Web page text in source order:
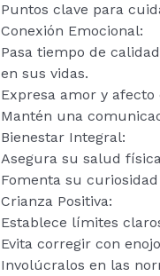
Puntos clave para
Conexión Emocional:
Pasa tiempo de
en sus vidas.
Expresa amor y
Mantén una
Bienestar Integral:
Asegura su salud
Fomenta su
Crianza Positiva:
Establece límites
Evita corregir con
Involúcralos en las